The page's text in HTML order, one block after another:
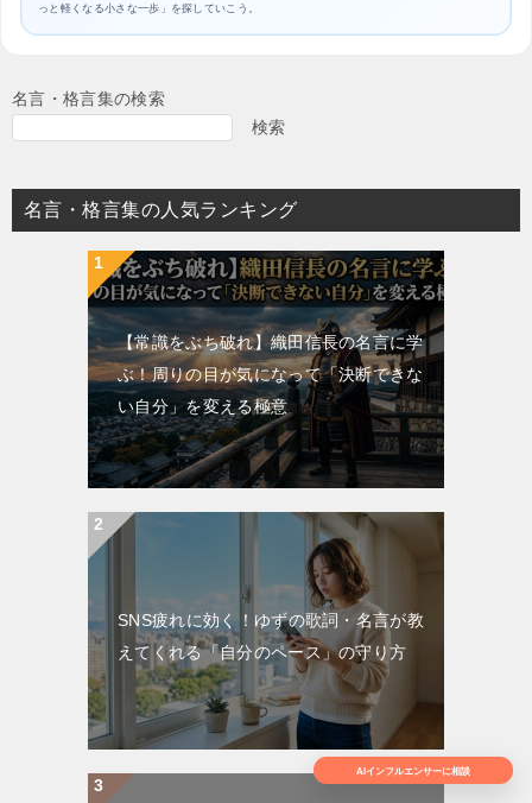
っと軽くなる小さな一歩」を探していこう。
名言・格言集の検索
検索
名言・格言集の人気ランキング
【常識をぶち破れ】織田信長の名言に学
ぶ！周りの目が気になって「決断できな
い自分」を変える極意
SNS疲れに効く！ゆずの歌詞・名言が教
えてくれる「自分のペース」の守り方
AIインフルエンサーに相談